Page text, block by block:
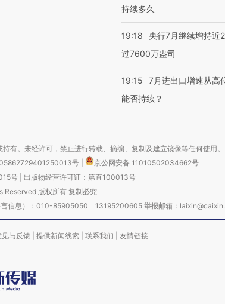
持续多久
19:18
央行7月继续增持近
过7600万盎司
19:15
7月进出口增速从高
能否持续？
有。未经许可，禁止进行转载、摘编、复制及建立镜像等任何使用。
号
京公网安备 11010502034662号
号| 出版物经营许可证：第直100013号
Reserved 版权所有 复制必究
言信息）：010-85905050 13195200605 举报邮箱：
见与反馈 提供新闻线索 联系我们 友情链接